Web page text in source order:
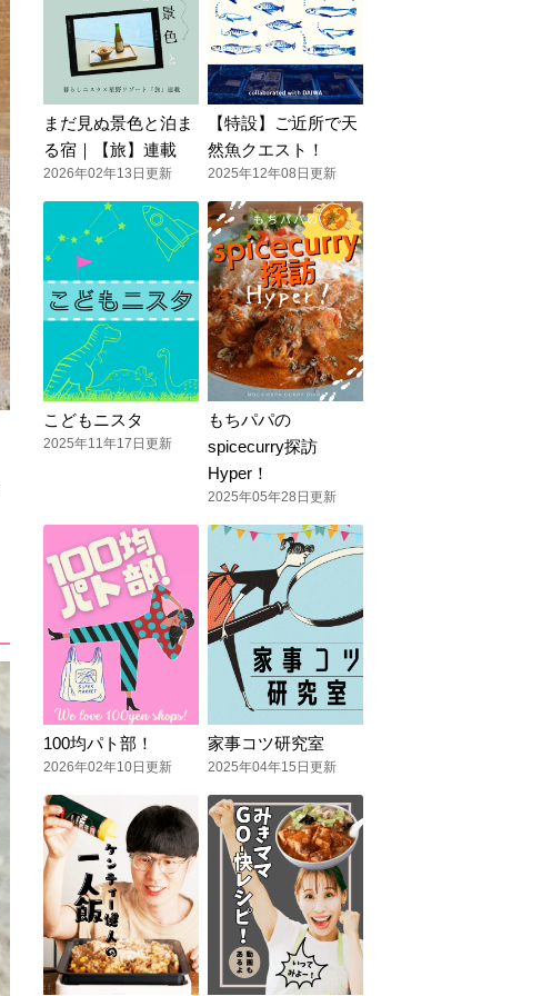
まだ見ぬ景色と泊ま
る宿｜【旅】連載
2026年02年13日更新
【特設】ご近所で天
然魚クエスト！
2025年12年08日更新
こどもニスタ
2025年11年17日更新
もちパパの
spicecurry探訪
Hyper！
2025年05年28日更新
100均パト部！
2026年02年10日更新
家事コツ研究室
2025年04年15日更新